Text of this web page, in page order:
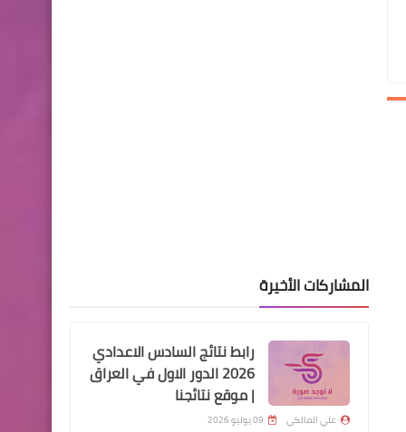
اخبار العامة
اسعار صرف الدولار في
الاسواق العراقية
المشاركات الأخيرة
رابط نتائج السادس الاعدادي
2026 الدور الاول في العراق
| موقع نتائجنا
علي المالكي 09 يوليو 2026